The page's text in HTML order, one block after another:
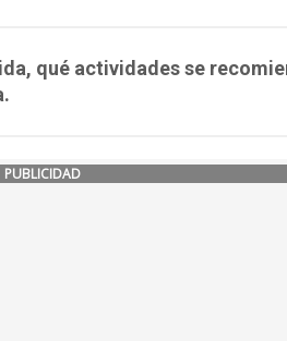
qué actividades se
PUBLICIDAD